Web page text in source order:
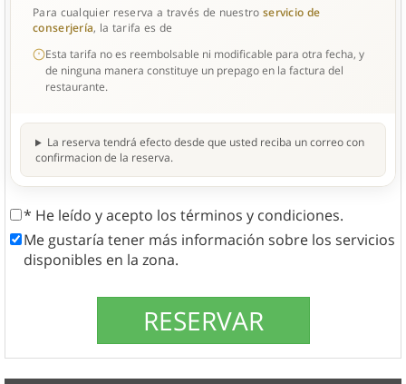
Para cualquier reserva a través de nuestro servicio de
conserjería, la tarifa es de
Esta tarifa no es reembolsable ni modificable para otra fecha, y
de ninguna manera constituye un prepago en la factura del
restaurante.
La reserva tendrá efecto desde que usted reciba un correo con
confirmacion de la reserva.
* He leído y acepto los términos y condiciones.
Me gustaría tener más información sobre los servicios
disponibles en la zona.